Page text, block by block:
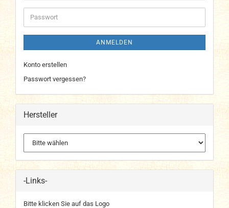
Adresse
Passwort
ANMELDEN
Konto erstellen
Passwort vergessen?
Hersteller
-Links-
Bitte klicken Sie auf das Logo